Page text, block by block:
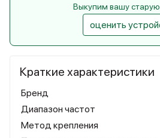
Краткие характеристики
Бренд
Диапазон частот
Метод крепления
Выкупим вашу старую
оценить